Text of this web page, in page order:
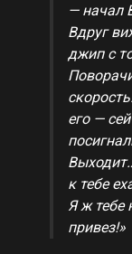
— начал
Вдруг
джип с
его —
к тебе
Я ж тебе
привез!»